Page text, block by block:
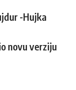
-Hujka
novu verziju